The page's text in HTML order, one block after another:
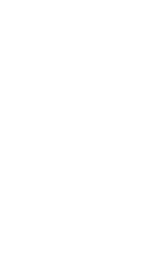
Facebook
sur LinkedIn